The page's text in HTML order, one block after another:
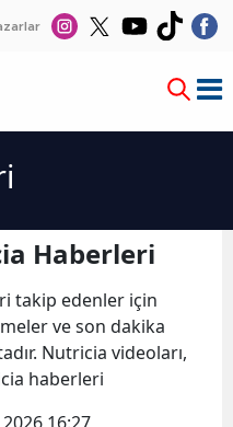
Haberleri
takip edenler için
ve son dakika
Nutricia videoları,
haberleri